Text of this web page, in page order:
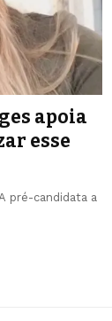
apoia
esse
pré-candidata a